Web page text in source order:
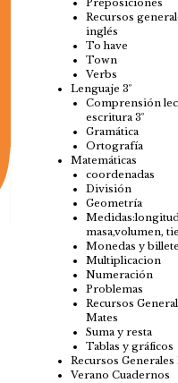
Preposiciones
Recursos
inglés
To have
Town
Verbs
Lenguaje 3º
Comprensión
escritura 3º
Gramática
Ortografía
Matemáticas
coordenadas
División
Geometría
masa,volumen,
Monedas y
Multiplicacion
Numeración
Problemas
Recursos
Mates
Suma y resta
Tablas y gráficos
Recursos Generales
Verano Cuadernos